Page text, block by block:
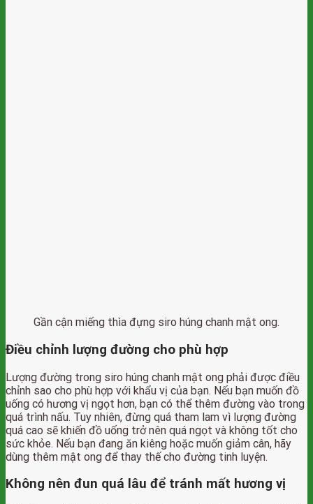
Gần cận miếng thìa đựng siro húng chanh mật ong.
Điều chỉnh lượng đường cho phù hợp
Lượng đường trong siro húng chanh mật ong phải được điều
chỉnh sao cho phù hợp với khẩu vị của bạn. Nếu bạn muốn đồ
uống có hương vị ngọt hơn, bạn có thể thêm đường vào trong
quá trình nấu. Tuy nhiên, đừng quá tham lam vì lượng đường
quá cao sẽ khiến đồ uống trở nên quá ngọt và không tốt cho
sức khỏe. Nếu bạn đang ăn kiêng hoặc muốn giảm cân, hãy
dùng thêm mật ong để thay thế cho đường tinh luyện.
Không nên đun quá lâu để tránh mất hương vị